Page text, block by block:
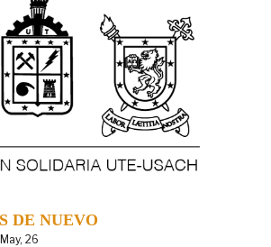
DE NUEVO
May, 26